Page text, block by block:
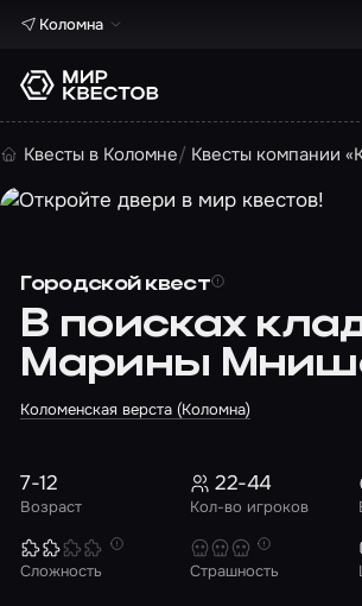
Коломна
Квесты в Коломне Квесты компании
Городской квест
В поисках
Марины
Коломенская верста (Коломна)
Возраст
7-12
Кол-во игроков
22-44
Сложность Страшность